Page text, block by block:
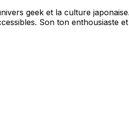
geek et la culture
Son ton enthousiaste